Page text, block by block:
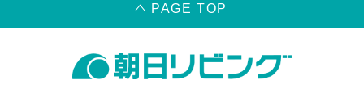
PAGE TOP